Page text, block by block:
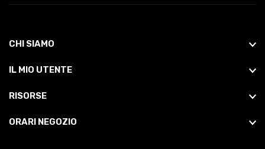
CHI SIAMO
IL MIO UTENTE
RISORSE
ORARI NEGOZIO